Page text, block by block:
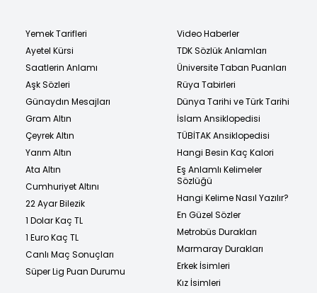
Yemek Tarifleri
Ayetel Kürsi
Saatlerin Anlamı
Aşk Sözleri
Günaydın Mesajları
Gram Altın
Çeyrek Altın
Yarım Altın
Ata Altın
Cumhuriyet Altını
22 Ayar Bilezik
1 Dolar Kaç TL
1 Euro Kaç TL
Canlı Maç Sonuçları
Süper Lig Puan Durumu
Video Haberler
TDK Sözlük Anlamları
Üniversite Taban Puanları
Rüya Tabirleri
Dünya Tarihi ve Türk Tarihi
İslam Ansiklopedisi
TÜBİTAK Ansiklopedisi
Hangi Besin Kaç Kalori
Eş Anlamlı Kelimeler
Sözlüğü
Hangi Kelime Nasıl Yazılır?
En Güzel Sözler
Metrobüs Durakları
Marmaray Durakları
Erkek İsimleri
Kız İsimleri